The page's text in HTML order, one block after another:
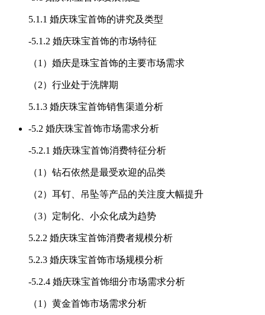
5.1.1 婚庆珠宝首饰的讲究及类型
-5.1.2 婚庆珠宝首饰的市场特征
（1）婚庆是珠宝首饰的主要市场需求
（2）行业处于洗牌期
5.1.3 婚庆珠宝首饰销售渠道分析
-5.2 婚庆珠宝首饰市场需求分析
-5.2.1 婚庆珠宝首饰消费特征分析
（1）钻石依然是最受欢迎的品类
（2）耳钉、吊坠等产品的关注度大幅提升
（3）定制化、小众化成为趋势
5.2.2 婚庆珠宝首饰消费者规模分析
5.2.3 婚庆珠宝首饰市场规模分析
-5.2.4 婚庆珠宝首饰细分市场需求分析
（1）黄金首饰市场需求分析